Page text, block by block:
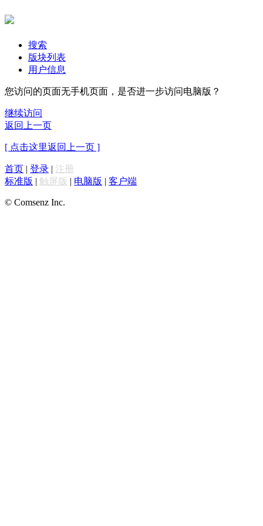
搜索
版块列表
用户信息
您访问的页面无手机页面，是否进一步访问电脑版？
继续访问
返回上一页
[ 点击这里返回上一页 ]
首页 | 登录 | 注册
标准版 | 触屏版 | 电脑版 | 客户端
© Comsenz Inc.